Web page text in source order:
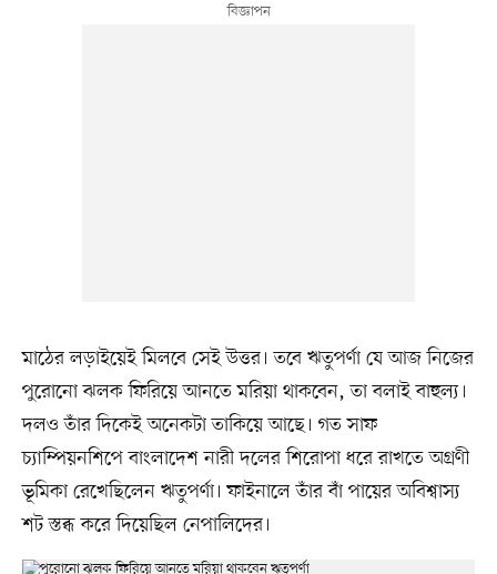
মাঠের লড়াইয়েই মিলবে সেই উত্তর। তবে ঋতুপর্ণা যে আজ নিজের
পুরোনো ঝলক ফিরিয়ে আনতে মরিয়া থাকবেন, তা বলাই বাহুল্য।
দলও তাঁর দিকেই অনেকটা তাকিয়ে আছে। গত সাফ
চ্যাম্পিয়নশিপে বাংলাদেশ নারী দলের শিরোপা ধরে রাখতে অগ্রণী
ভূমিকা রেখেছিলেন ঋতুপর্ণা। ফাইনালে তাঁর বাঁ পায়ের অবিশ্বাস্য
শট স্তব্ধ করে দিয়েছিল নেপালিদের।